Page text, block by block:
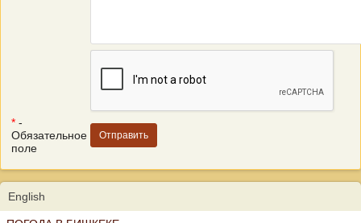
* -
Обязательное
поле
English